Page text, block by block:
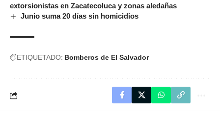
extorsionistas en Zacatecoluca y zonas aledañas
Junio suma 20 días sin homicidios
ETIQUETADO: Bomberos de El Salvador